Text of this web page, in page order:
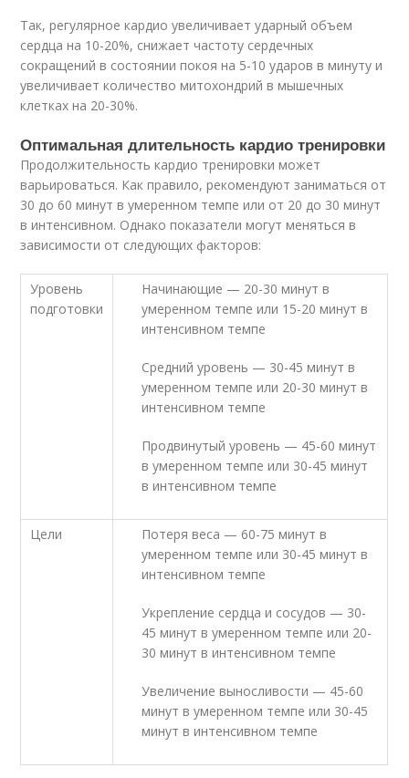
Так, регулярное кардио увеличивает ударный объем
сердца на 10-20%, снижает частоту сердечных
сокращений в состоянии покоя на 5-10 ударов в минуту и
увеличивает количество митохондрий в мышечных
клетках на 20-30%.
Оптимальная длительность кардио тренировки
Продолжительность кардио тренировки может
варьироваться. Как правило, рекомендуют заниматься от
30 до 60 минут в умеренном темпе или от 20 до 30 минут
в интенсивном. Однако показатели могут меняться в
зависимости от следующих факторов:
Уровень
подготовки
Начинающие — 20-30 минут в
умеренном темпе или 15-20 минут в
интенсивном темпе
Средний уровень — 30-45 минут в
умеренном темпе или 20-30 минут в
интенсивном темпе
Продвинутый уровень — 45-60 минут
в умеренном темпе или 30-45 минут
в интенсивном темпе
Цели
Потеря веса — 60-75 минут в
умеренном темпе или 30-45 минут в
интенсивном темпе
Укрепление сердца и сосудов — 30-
45 минут в умеренном темпе или 20-
30 минут в интенсивном темпе
Увеличение выносливости — 45-60
минут в умеренном темпе или 30-45
минут в интенсивном темпе